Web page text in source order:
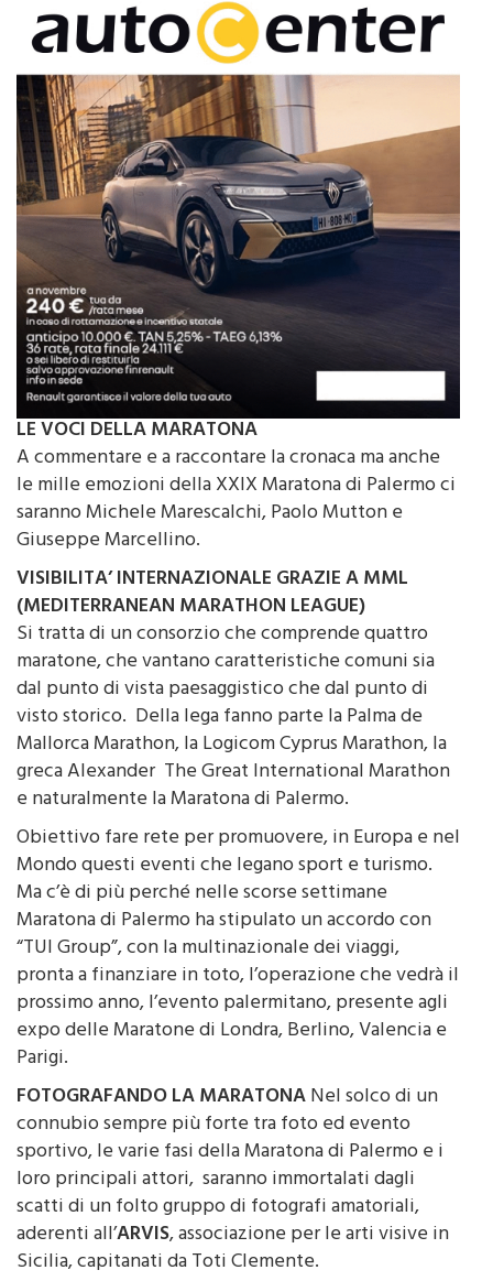
LE VOCI DELLA MARATONA
A commentare e a raccontare la cronaca ma anche
le mille emozioni della XXIX Maratona di Palermo ci
saranno Michele Marescalchi, Paolo Mutton e
Giuseppe Marcellino.
VISIBILITA’ INTERNAZIONALE GRAZIE A MML
(MEDITERRANEAN MARATHON LEAGUE)
Si tratta di un consorzio che comprende quattro
maratone, che vantano caratteristiche comuni sia
dal punto di vista paesaggistico che dal punto di
visto storico. Della lega fanno parte la Palma de
Mallorca Marathon, la Logicom Cyprus Marathon, la
greca Alexander The Great International Marathon
e naturalmente la Maratona di Palermo.
Obiettivo fare rete per promuovere, in Europa e nel
Mondo questi eventi che legano sport e turismo.
Ma c’è di più perché nelle scorse settimane
Maratona di Palermo ha stipulato un accordo con
“TUI Group”, con la multinazionale dei viaggi,
pronta a finanziare in toto, l’operazione che vedrà il
prossimo anno, l’evento palermitano, presente agli
expo delle Maratone di Londra, Berlino, Valencia e
Parigi.
FOTOGRAFANDO LA MARATONANel solco di un
connubio sempre più forte tra foto ed evento
sportivo, le varie fasi della Maratona di Palermo e i
loro principali attori, saranno immortalati dagli
scatti di un folto gruppo di fotografi amatoriali,
aderenti all’ARVIS, associazione per le arti visive in
Sicilia, capitanati da Toti Clemente.